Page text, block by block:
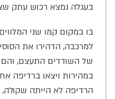
בעגלה נמצא רכוש עתק
בו במקום קמו שני
למרכבה, הדהירו את
של השודדים התעצם,
במהירות ויצאו ברדיפה
הרדיפה לא הייתה שקולה,